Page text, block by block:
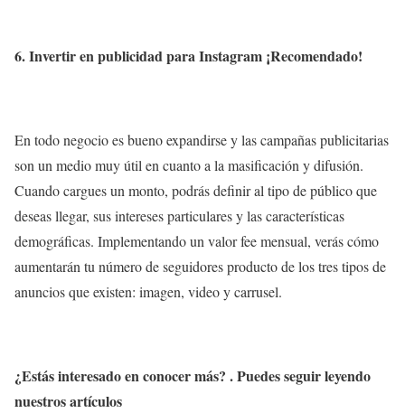
6. Invertir en publicidad para Instagram ¡Recomendado!
En todo negocio es bueno expandirse y las campañas publicitarias
son un medio muy útil en cuanto a la masificación y difusión.
Cuando cargues un monto, podrás definir al tipo de público que
deseas llegar, sus intereses particulares y las características
demográficas. Implementando un valor fee mensual, verás cómo
aumentarán tu número de seguidores producto de los tres tipos de
anuncios que existen: imagen, video y carrusel.
¿Estás interesado en conocer más? . Puedes seguir leyendo
nuestros artículos